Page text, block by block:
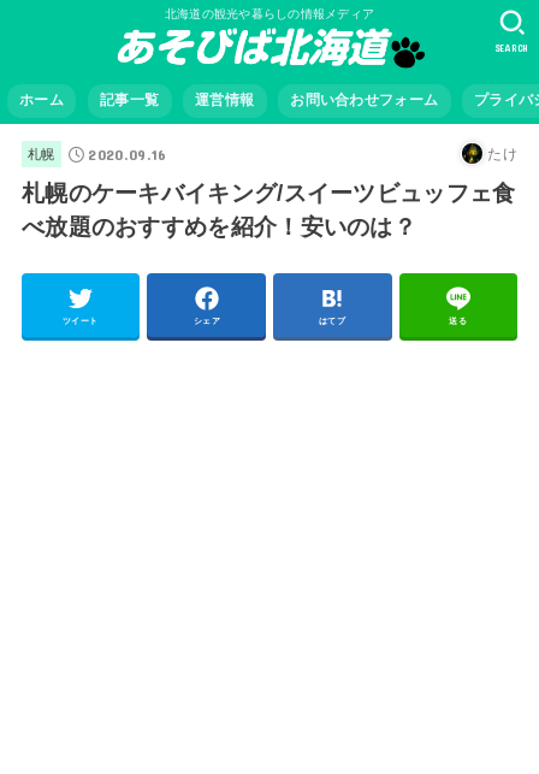
北海道の観光や暮らしの情報メディア
ホーム 記事一覧 運営情報 お問い合わせフォーム プライバ
SEARCH
札幌 2020.09.16 たけ
札幌のケーキバイキング/スイーツビュッフェ食
べ放題のおすすめを紹介！安いのは？
ツイート シェア はてブ 送る